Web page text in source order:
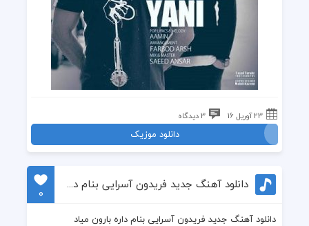
23 آوریل 16 3 دیدگاه
دانلود موزیک
دانلود آهنگ جدید فریدون آسرایی بنام داره بارون میاد
0
دانلود آهنگ جدید فریدون آسرایی بنام داره بارون میاد